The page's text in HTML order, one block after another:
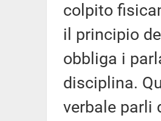
colpito
il principio
obbliga i
disciplina.
verbale parli